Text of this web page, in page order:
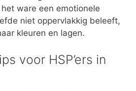
ware een emotionele
niet oppervlakkig beleeft,
kleuren en lagen.
voor HSP’ers in